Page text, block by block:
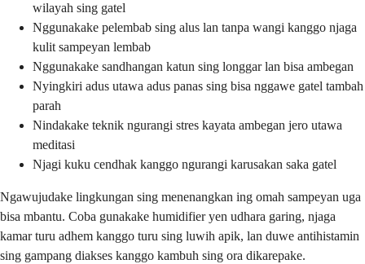
wilayah sing gatel
Nggunakake pelembab sing alus lan tanpa wangi kanggo njaga
kulit sampeyan lembab
Nggunakake sandhangan katun sing longgar lan bisa ambegan
Nyingkiri adus utawa adus panas sing bisa nggawe gatel tambah
parah
Nindakake teknik ngurangi stres kayata ambegan jero utawa
meditasi
Njagi kuku cendhak kanggo ngurangi karusakan saka gatel
Ngawujudake lingkungan sing menenangkan ing omah sampeyan uga
bisa mbantu. Coba gunakake humidifier yen udhara garing, njaga
kamar turu adhem kanggo turu sing luwih apik, lan duwe antihistamin
sing gampang diakses kanggo kambuh sing ora dikarepake.